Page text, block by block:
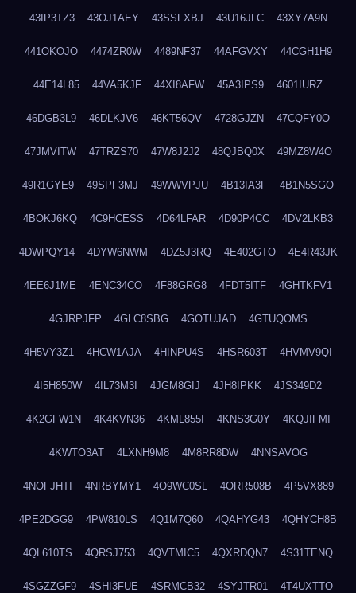
43IP3TZ3 43OJ1AEY 43SSFXBJ 43U16JLC 43XY7A9N
441OKOJO 4474ZR0W 4489NF37 44AFGVXY 44CGH1H9
44E14L85 44VA5KJF 44XI8AFW 45A3IPS9 4601IURZ
46DGB3L9 46DLKJV6 46KT56QV 4728GJZN 47CQFY0O
47JMVITW 47TRZS70 47W8J2J2 48QJBQ0X 49MZ8W4O
49R1GYE9 49SPF3MJ 49WWVPJU 4B13IA3F 4B1N5SGO
4BOKJ6KQ 4C9HCESS 4D64LFAR 4D90P4CC 4DV2LKB3
4DWPQY14 4DYW6NWM 4DZ5J3RQ 4E402GTO 4E4R43JK
4EE6J1ME 4ENC34CO 4F88GRG8 4FDT5ITF 4GHTKFV1
4GJRPJFP 4GLC8SBG 4GOTUJAD 4GTUQOMS
4H5VY3Z1 4HCW1AJA 4HINPU4S 4HSR603T 4HVMV9QI
4I5H850W 4IL73M3I 4JGM8GIJ 4JH8IPKK 4JS349D2
4K2GFW1N 4K4KVN36 4KML855I 4KNS3G0Y 4KQJIFMI
4KWTO3AT 4LXNH9M8 4M8RR8DW 4NNSAVOG
4NOFJHTI 4NRBYMY1 4O9WC0SL 4ORR508B 4P5VX889
4PE2DGG9 4PW810LS 4Q1M7Q60 4QAHYG43 4QHYCH8B
4QL610TS 4QRSJ753 4QVTMIC5 4QXRDQN7 4S31TENQ
4SGZZGF9 4SHI3FUE 4SRMCB32 4SYJTR01 4T4UXTTO